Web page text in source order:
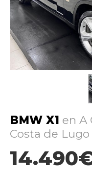
BMW X1 en A
Costa de Lugo